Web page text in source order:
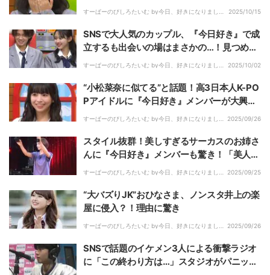
絶賛の声集まる
すーぱーのびしろたいむ by今日、好きになりまし
2025/10/15
SNSで大人気のカップル、『今日好き』で成
立するも出会いの場はまさかの…！見つめ合
いイチャイチャ
すーぱーのびしろたいむ by今日、好きになりまし
2025/10/02
“小松菜奈に似てる”と話題！高3日本人K-PO
Pアイドルに『今日好き』メンバーが大興
奮！
すーぱーのびしろたいむ by今日、好きになりまし
2025/09/26
スタイル抜群！美しすぎるサーカスのお姉さ
んに『今日好き』メンバーも驚き！「美人先
生がきました」
すーぱーのびしろたいむ by今日、好きになりまし
2025/09/25
“大バズりJK”おひなさま、ノンスタ井上の楽
屋に侵入？！理由に驚き
すーぱーのびしろたいむ by今日、好きになりまし
2025/09/26
SNSで話題のイケメン3人による衝撃ラジオ
に「この終わり方は…」スタジオがパニック